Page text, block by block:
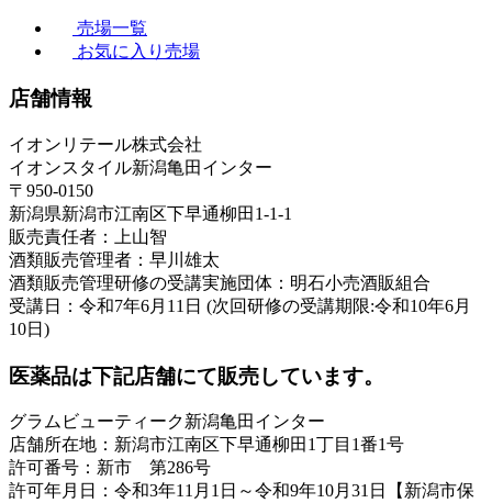
売場一覧
お気に入り売場
店舗情報
イオンリテール株式会社
イオンスタイル新潟亀田インター
〒950-0150
新潟県新潟市江南区下早通柳田1-1-1
販売責任者：上山智
酒類販売管理者：早川雄太
酒類販売管理研修の受講実施団体：明石小売酒販組合
受講日：令和7年6月11日 (次回研修の受講期限:令和10年6月
10日)
医薬品は下記店舗にて販売しています。
グラムビューティーク新潟亀田インター
店舗所在地：新潟市江南区下早通柳田1丁目1番1号
許可番号：新市 第286号
許可年月日：令和3年11月1日～令和9年10月31日【新潟市保